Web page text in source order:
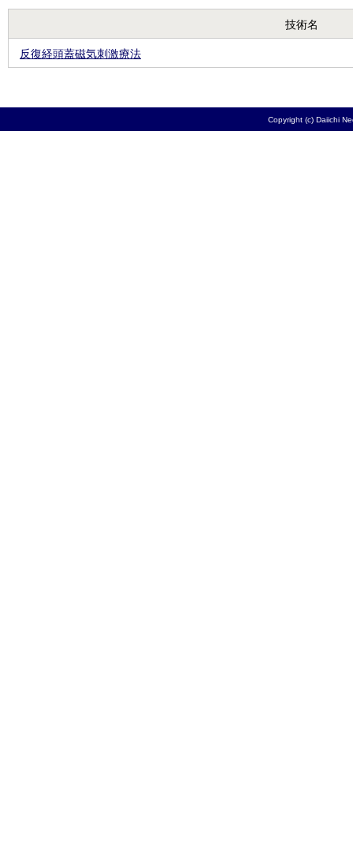
技術名
反復経頭蓋磁気刺激療法
Copyright (c) Daiichi